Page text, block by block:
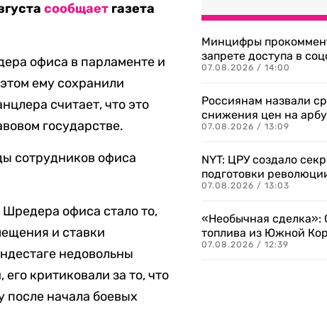
сообщает газета
офиса в парламенте и
ему сохранили
считает, что это
государстве.
сотрудников офиса
офиса стало то,
и ставки
недовольны
критиковали за то, что
после начала боевых
Минцифры
запрете доступа в
07.08.2026 / 14:00
Россиянам назвали
снижения цен на
07.08.2026 / 13:09
NYT: ЦРУ создало
подготовки
07.08.2026 / 13:03
«Необычная сделка»:
топлива из Южной
07.08.2026 / 12:39